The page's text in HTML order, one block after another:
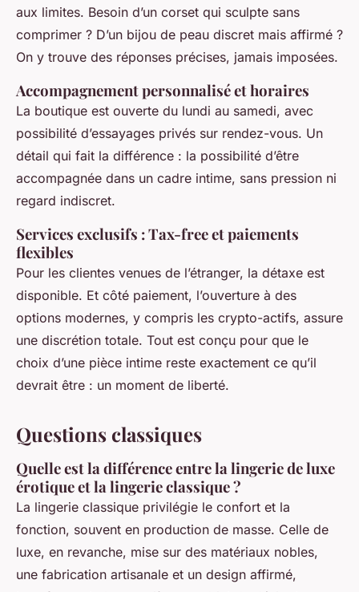
aux limites. Besoin d’un corset qui sculpte sans
comprimer ? D’un bijou de peau discret mais affirmé ?
On y trouve des réponses précises, jamais imposées.
Accompagnement personnalisé et horaires
La boutique est ouverte du lundi au samedi, avec
possibilité d’essayages privés sur rendez-vous. Un
détail qui fait la différence : la possibilité d’être
accompagnée dans un cadre intime, sans pression ni
regard indiscret.
Services exclusifs : Tax-free et paiements
flexibles
Pour les clientes venues de l’étranger, la détaxe est
disponible. Et côté paiement, l’ouverture à des
options modernes, y compris les crypto-actifs, assure
une discrétion totale. Tout est conçu pour que le
choix d’une pièce intime reste exactement ce qu’il
devrait être : un moment de liberté.
Questions classiques
Quelle est la différence entre la lingerie de luxe
érotique et la lingerie classique ?
La lingerie classique privilégie le confort et la
fonction, souvent en production de masse. Celle de
luxe, en revanche, mise sur des matériaux nobles,
une fabrication artisanale et un design affirmé,